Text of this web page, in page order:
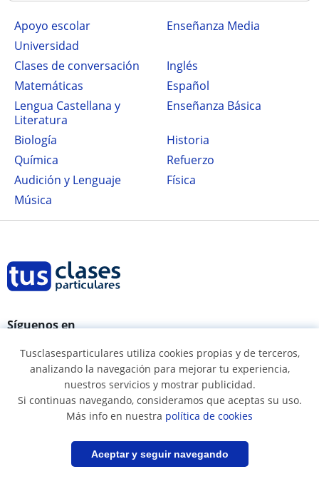
Guardar búsqueda
Apoyo escolar
Enseñanza Media
Universidad
Clases de conversación
Inglés
Matemáticas
Español
Lengua Castellana y
Literatura
Enseñanza Básica
Biología
Historia
Química
Refuerzo
Audición y Lenguaje
Física
Música
Síguenos en
Términos y condiciones
Política de cookies
Política de privacidad
Condiciones uso profesores
Tusclasesparticulares utiliza cookies propias y de terceros,
analizando la navegación para mejorar tu experiencia,
nuestros servicios y mostrar publicidad.
Si continuas navegando, consideramos que aceptas su uso.
Más info en nuestra política de cookies
Aceptar y seguir navegando